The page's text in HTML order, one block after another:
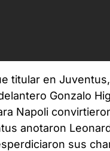
titular en
Gonzalo
Napoli
anotaron
sus